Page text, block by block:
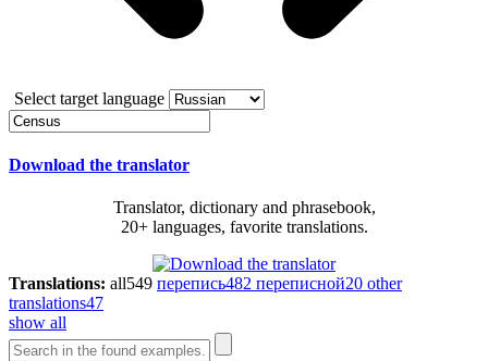
Select target language
Download the translator
Translator, dictionary and phrasebook,
20+ languages, favorite translations.
Translations: all549 перепись482 переписной20 other
translations47
show all